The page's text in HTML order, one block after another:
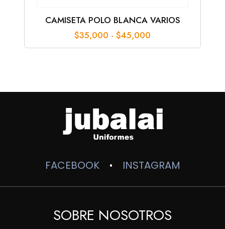
CAMISETA POLO BLANCA VARIOS
$35,000 - $45,000
de
$45,000
FACEBOOK • INSTAGRAM
SOBRE NOSOTROS